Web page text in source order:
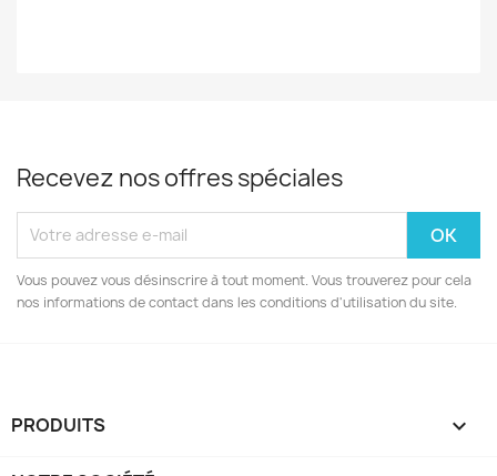
Recevez nos offres spéciales
Vous pouvez vous désinscrire à tout moment. Vous trouverez pour cela
nos informations de contact dans les conditions d'utilisation du site.
PRODUITS 